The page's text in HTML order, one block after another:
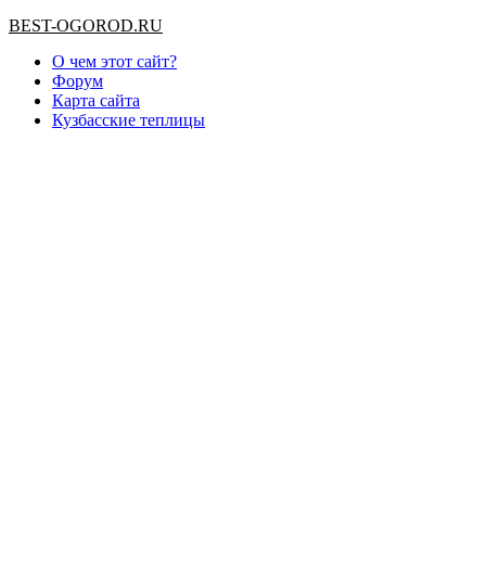
BEST-OGOROD.RU
О чем этот сайт?
Форум
Карта сайта
Кузбасские теплицы